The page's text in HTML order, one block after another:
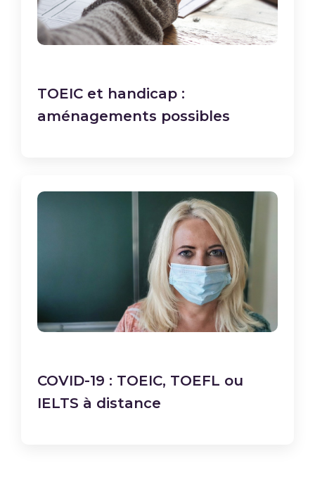
TOEIC et handicap :
aménagements possibles
COVID-19 : TOEIC, TOEFL ou
IELTS à distance